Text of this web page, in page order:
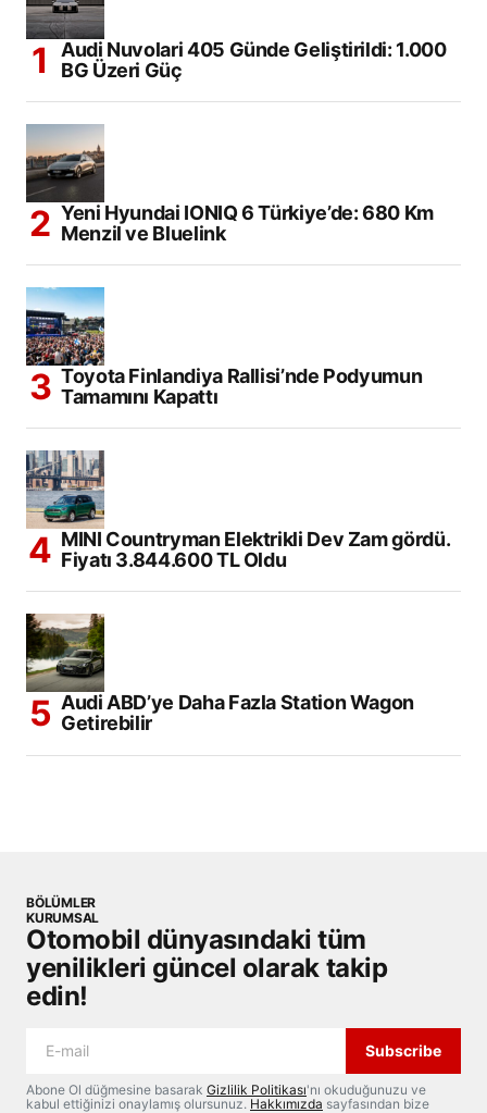
Audi Nuvolari 405 Günde Geliştirildi: 1.000
BG Üzeri Güç
Yeni Hyundai IONIQ 6 Türkiye’de: 680 Km
Menzil ve Bluelink
Toyota Finlandiya Rallisi’nde Podyumun
Tamamını Kapattı
MINI Countryman Elektrikli Dev Zam gördü.
Fiyatı 3.844.600 TL Oldu
Audi ABD’ye Daha Fazla Station Wagon
Getirebilir
BÖLÜMLER
KURUMSAL
Otomobil dünyasındaki tüm
yenilikleri güncel olarak takip
edin!
Subscribe
Abone Ol düğmesine basarak Gizlilik Politikası'nı okuduğunuzu ve
kabul ettiğinizi onaylamış olursunuz. Hakkımızda sayfasından bize